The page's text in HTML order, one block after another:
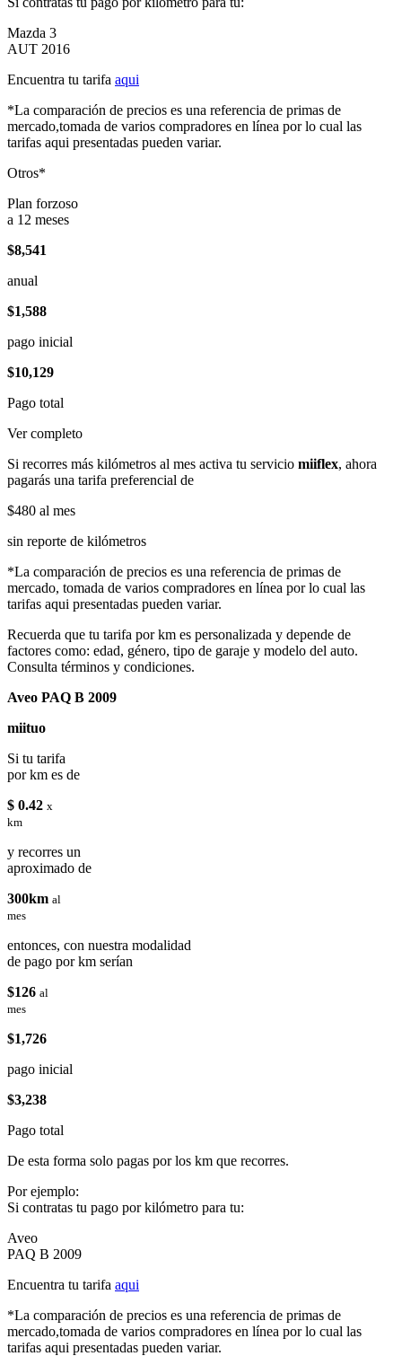
Mazda 3
AUT 2016
Encuentra tu tarifa aqui
*La comparación de precios es una referencia de primas de
mercado,tomada de varios compradores en línea por lo cual las
tarifas aqui presentadas pueden variar.
Otros*
Plan forzoso
a 12 meses
$8,541
anual
$1,588
pago inicial
$10,129
Pago total
Ver completo
Si recorres más kilómetros al mes activa tu servicio miiflex, ahora
pagarás una tarifa preferencial de
$480 al mes
sin reporte de kilómetros
*La comparación de precios es una referencia de primas de
mercado, tomada de varios compradores en línea por lo cual las
tarifas aqui presentadas pueden variar.
Recuerda que tu tarifa por km es personalizada y depende de
factores como: edad, género, tipo de garaje y modelo del auto.
Consulta términos y condiciones.
Aveo PAQ B 2009
miituo
Si tu tarifa
por km es de
$ 0.42 x
km
y recorres un
aproximado de
300km al
mes
entonces, con nuestra modalidad
de pago por km serían
$126 al
mes
$1,726
pago inicial
$3,238
Pago total
De esta forma solo pagas por los km que recorres.
Por ejemplo:
Si contratas tu pago por kilómetro para tu:
Aveo
PAQ B 2009
Encuentra tu tarifa aqui
*La comparación de precios es una referencia de primas de
mercado,tomada de varios compradores en línea por lo cual las
tarifas aqui presentadas pueden variar.